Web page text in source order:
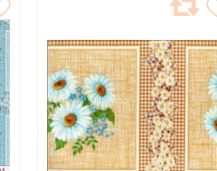
ИЗБРАННОЕ